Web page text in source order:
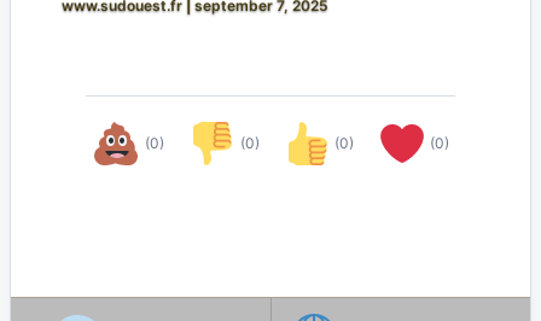
www.sudouest.fr september 7, 2025
(0) (0) (0) (0)